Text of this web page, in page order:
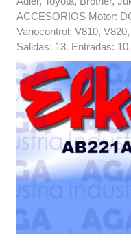
ACCESORIOS Motor:
Variocontrol; V810,
Salidas: 13. Entradas: 10.